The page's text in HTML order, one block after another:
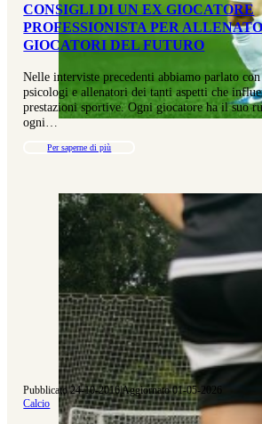
CONSIGLI DI UN EX GIOCATORE
PROFESSIONISTA PER
GIOCATORI DEL FUTURO
Nelle interviste precedenti abbiamo parlato con
psicologi e allenatori dei tanti aspetti che
prestazioni sportive. Ogni giocatore ha il suo
ogni…
Per saperne di più
Pubblicato 24-10-2016|Aggiornato 01-05-2026
Calcio